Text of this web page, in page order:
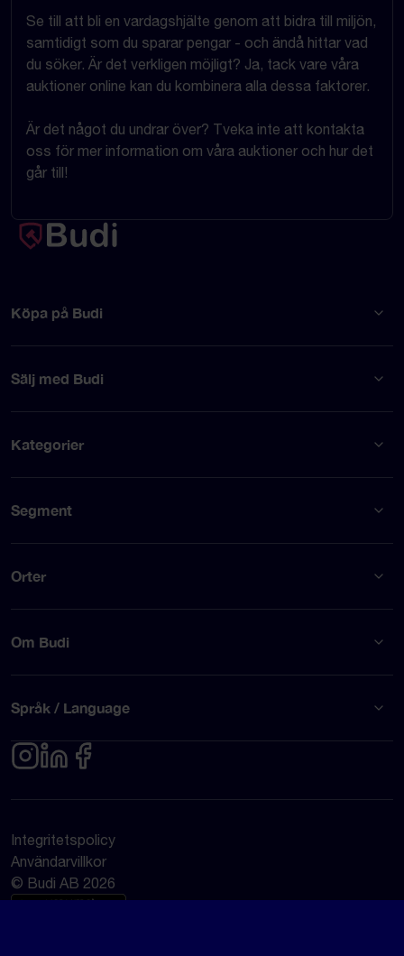
Se till att bli en vardagshjälte genom att bidra till miljön,
samtidigt som du sparar pengar - och ändå hittar vad
du söker. Är det verkligen möjligt? Ja, tack vare våra
auktioner online kan du kombinera alla dessa faktorer.
Är det något du undrar över? Tveka inte att kontakta
oss för mer information om våra auktioner och hur det
går till!
Köpa på Budi
Sälj med Budi
Kategorier
Segment
Orter
Om Budi
Språk / Language
Integritetspolicy
Användarvillkor
© Budi AB 2026